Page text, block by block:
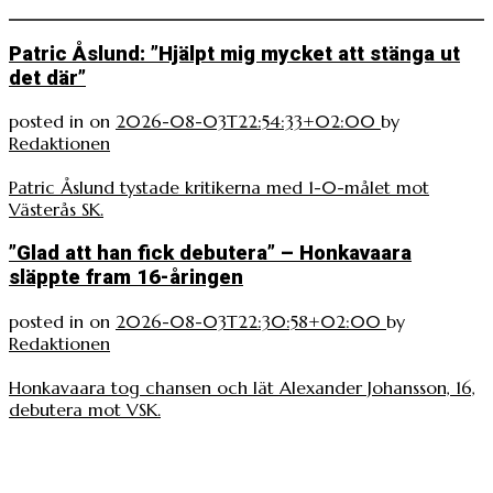
Patric Åslund: ”Hjälpt mig mycket att stänga ut
det där”
posted in on 2026-08-03T22:54:33+02:00 by
Redaktionen
Patric Åslund tystade kritikerna med 1-0-målet mot
Västerås SK.
”Glad att han fick debutera” – Honkavaara
släppte fram 16-åringen
posted in on 2026-08-03T22:30:58+02:00 by
Redaktionen
Honkavaara tog chansen och lät Alexander Johansson, 16,
debutera mot VSK.